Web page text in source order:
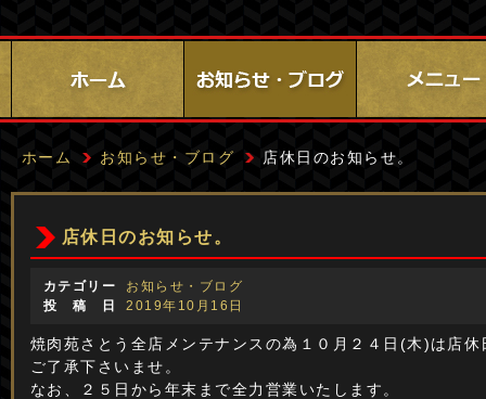
ホーム お知らせ・ブログ 店休日のお知らせ。
店休日のお知らせ。
カテゴリー
お知らせ・ブログ
投 稿 日
2019年10月16日
焼肉苑さとう全店メンテナンスの為１０月２４日(木)は店
ご了承下さいませ。
なお、２５日から年末まで全力営業いたします。